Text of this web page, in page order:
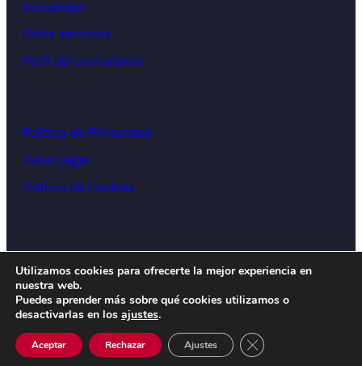
Actualidad
Otros servicios
Perfil del contratante
Política de Privacidad
Aviso Legal
Política de Cookies
Diseño y desarrollo:
acceseo
Utilizamos cookies para ofrecerte la mejor experiencia en
nuestra web.
Puedes aprender más sobre qué cookies utilizamos o
desactivarlas en los ajustes.
Aceptar Rechazar Ajustes Cerrar el banner de